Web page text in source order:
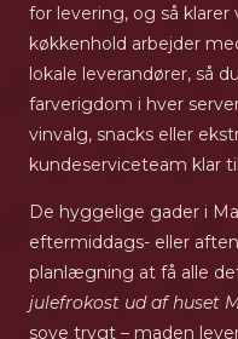
for levering, og så klarer
køkkenhold arbejder
lokale leverandører, så
farverigdom i hver
vinvalg, snacks eller
kundeserviceteam klar
De hyggelige gader i
eftermiddags- eller
planlægning at få alle
julefrokost ud af huset
sove trygt – maden